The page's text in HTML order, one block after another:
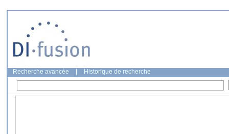
Recherche avancée Historique de recherche